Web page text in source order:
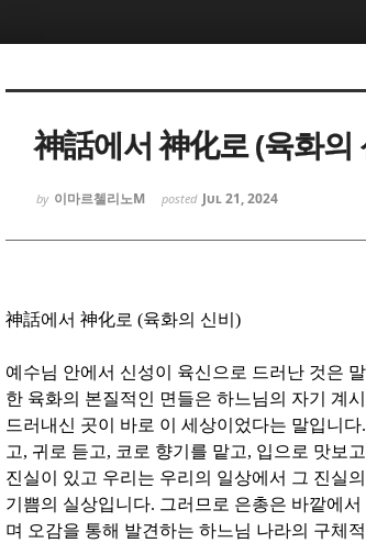
神話에서 神化로 (육화의
by 이마르첼리노M posted Jul 21, 2024
神話에서 神化로 (육화의 신비 )
예수님 안에서 신성이 육신으로 드러난 것은
한 육화의 본질적인 면들은 하느님의 자기 계
드러내신 곳이 바로 이 세상이었다는 말입니다.
고, 귀로 듣고, 코로 향기를 맡고, 입으로 맛보고
진실이 있고 우리는 우리의 일상에서 그 진실
기쁨의 실상입니다. 그러므로 은총은 바깥에
며 오감을 통해 발견하는 하느님 나라의 구체
Sketchbook5, 스케치북5
Sketchbook5, 스케치북5